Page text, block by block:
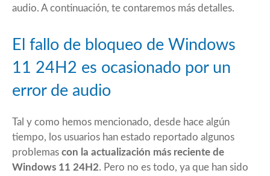
audio. A continuación, te contaremos más detalles.
El fallo de bloqueo de Windows
11 24H2 es ocasionado por un
error de audio
Tal y como hemos mencionado, desde hace algún
tiempo, los usuarios han estado reportado algunos
problemas con la actualización más reciente de
Windows 11 24H2. Pero no es todo, ya que han sido